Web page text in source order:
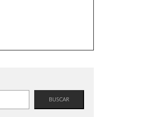
BUSCAR